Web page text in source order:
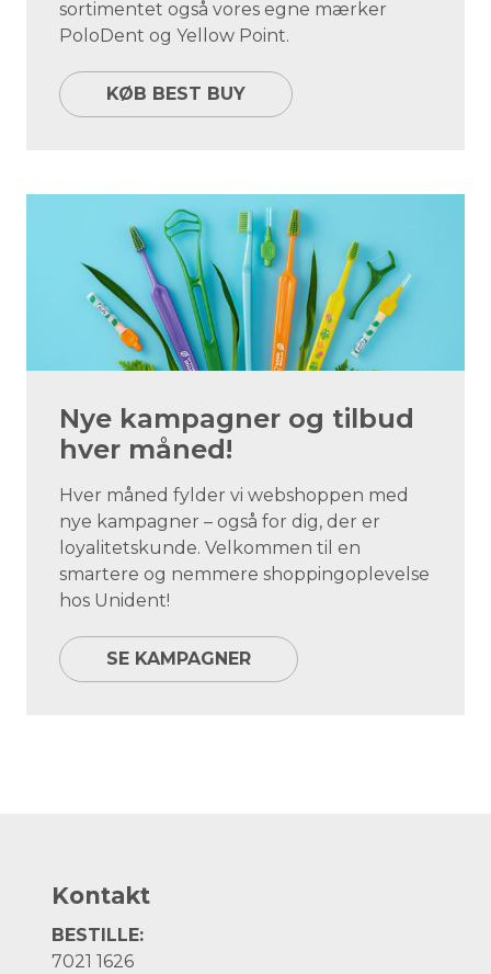
sortimentet også vores egne mærker
PoloDent og Yellow Point.
KØB BEST BUY
Nye kampagner og tilbud
hver måned!
Hver måned fylder vi webshoppen med
nye kampagner – også for dig, der er
loyalitetskunde. Velkommen til en
smartere og nemmere shoppingoplevelse
hos Unident!
SE KAMPAGNER
Kontakt
BESTILLE:
7021 1626